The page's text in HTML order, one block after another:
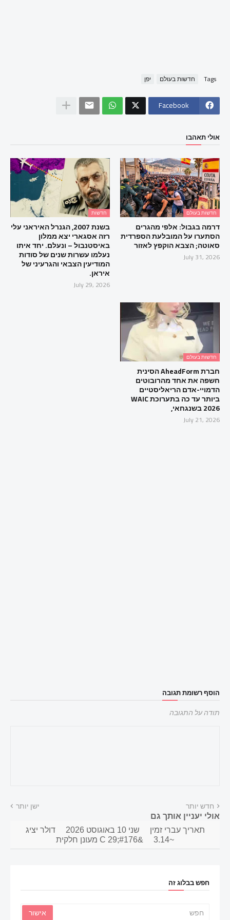
Tags חדשות בעולם יפן
Facebook
אולי תאהבו
חדשות בעולם
דרמה בגבול: אלפי מהגרים
הסתערו על המובלעת הספרדית
סאוטה; הצבא הוקפץ לאזור
July 31, 2026
חדשות
בשנת 2007, הגנרל האיראני עלי
רזה אסגארי יצא ממלון
באיסטנבול – ונעלם. יחד איתו
נעלמו עשרות שנים של סודות
המודיעין הצבאי והגרעיני של
איראן.
July 29, 2026
חדשות בעולם
חברת AheadForm הסינית
חשפה את אחד מהרובוטים
הדמויי-אדם הריאליסטיים
ביותר עד כה בתערוכת WAIC
2026 בשנגחאי,
July 21, 2026
הוסף רשומת תגובה
תודה על התגובה
חדש יותר ישן יותר
אולי יעניין אותך גם
תאריך עברי זמין שני 10 באוגוסט 2026
דולר יציג
~3.14
&#176;C 29 מעונן חלקית
חפש בבלוג זה